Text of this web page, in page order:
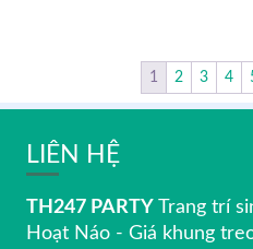
1 2 3 4
LIÊN HỆ
TH247 PARTY Trang trí
Hoạt Náo - Giá khung